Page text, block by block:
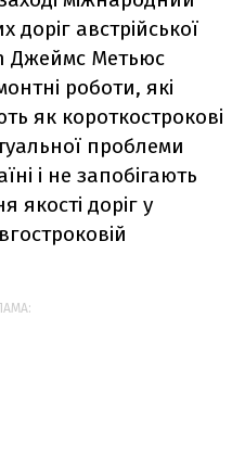
доріг австрійської
Джеймс Метьюс
роботи, які
як короткострокові
проблеми
і не запобігають
якості доріг у